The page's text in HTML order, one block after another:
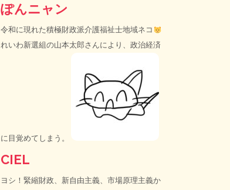
ぽんニャン
令和に現れた積極財政派介護福祉士地域ネコ
れいわ新選組の山本太郎さんにより、政治経済
に目覚めてしまう。
CIEL
ヨシ！緊縮財政、新自由主義、市場原理主義か